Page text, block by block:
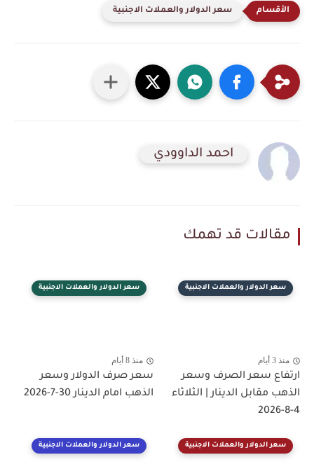
سعر الدولار والعملات الاجنبية
احمد الداوودي
مقالات قد تهمك
سعر الدولار والعملات الاجنبية
منذ 3 أيام
ارتفاع سعر الصرف وسعر
الذهب مقابل الدينار | الثلاثاء
4-8-2026
سعر الدولار والعملات الاجنبية
منذ 8 أيام
سعر صرف الدولار وسعر
الذهب امام الدينار 30-7-2026
سعر الدولار والعملات الاجنبية سعر الدولار والعملات الاجنبية